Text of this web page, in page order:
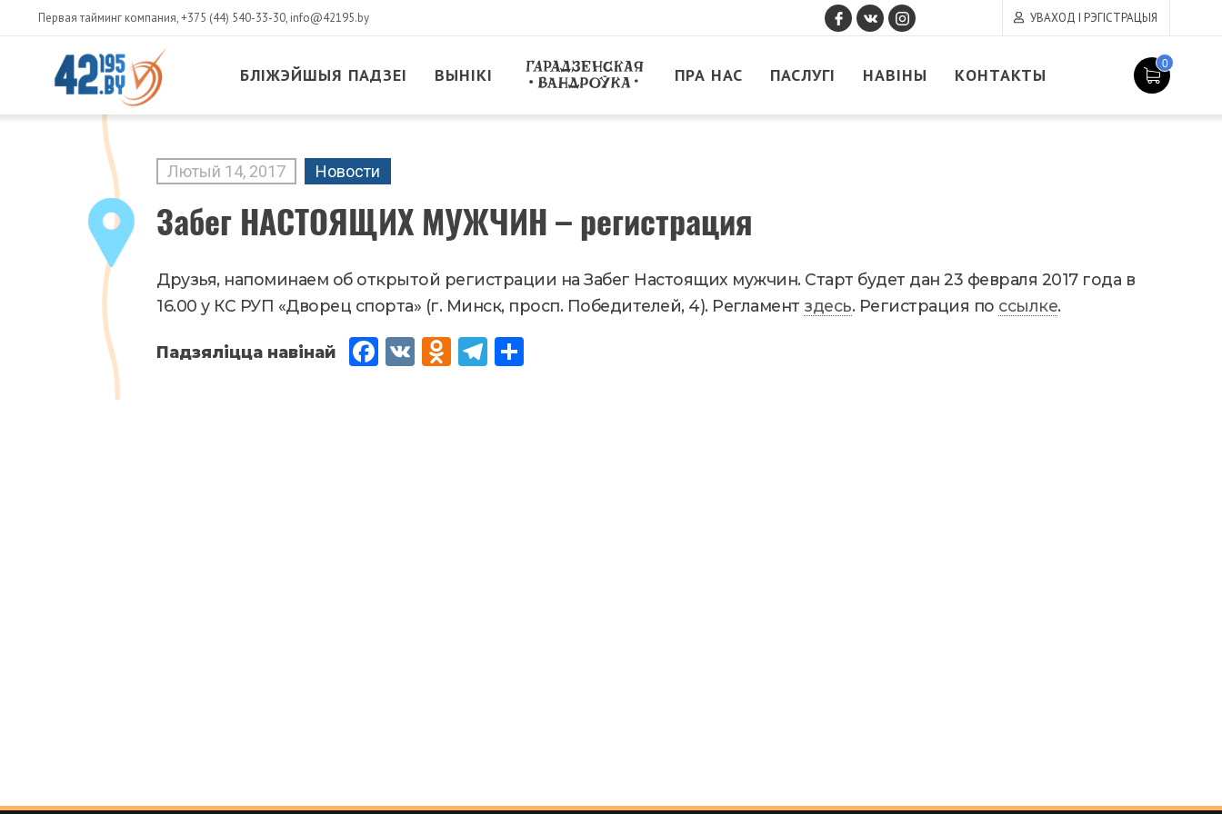
Первая тайминг компания,+375 (44) 540-33-30, info@42195.by УВАХОД І РЭГІСТРАЦЫЯ
БЛІЖЭЙШЫЯ ПАДЗЕІ ВЫНІКІ ПРА НАС ПАСЛУГІ НАВІНЫ КОНТАКТЫ
0
CONTENT
Лютый 14, 2017 Новости
Забег НАСТОЯЩИХ МУЖЧИН – регистрация
Друзья, напоминаем об открытой регистрации на Забег Настоящих мужчин. Старт будет дан 23 февраля 2017 года в
16.00 у КС РУП «Дворец спорта» (г. Минск, просп. Победителей, 4). Регламент здесь. Регистрация по ссылке.
Fac
VK
Od
Tel